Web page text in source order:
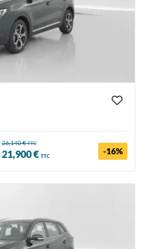
26,140 €TTC
21,900 € TTC -16%